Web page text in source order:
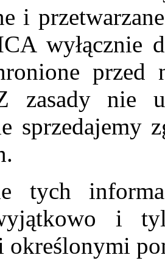
i
wyłącznie
przed
zasady nie
sprzedajemy
tych
i
określonymi